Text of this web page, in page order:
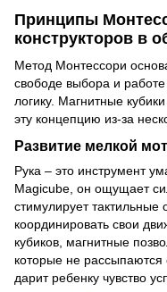
Принципы
конструкторов в
Метод Монтессори
свободе выбора и
логику. Магнитные
эту концепцию из-за
Развитие мелкой
Рука – это инструмент
Magicube, он ощущает
стимулирует
координировать свои
кубиков, магнитные
которые не рассыпаются
дарит ребенку чувство